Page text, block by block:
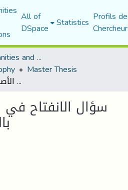
All of
DSpace Statistics Profils
Faculty of Humanities and Social Sciences
Master Thesis
سؤال الانفتاح في الثقافة الأصولية بالمغرب الإسلامي
سؤال الانفتاح في